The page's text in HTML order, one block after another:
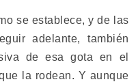
se establece, y de las
adelante, también
de esa gota en el
la rodean. Y aunque